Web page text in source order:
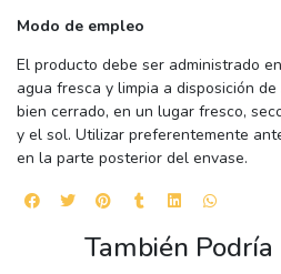
Modo de empleo
El producto debe ser administrado
agua fresca y limpia a disposición
bien cerrado, en un lugar fresco,
y el sol. Utilizar preferentemente
en la parte posterior del envase.
También